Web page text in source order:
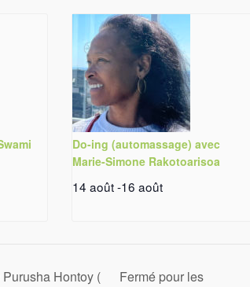
Do-ing (automassage) avec
Marie-Simone Rakotoarisoa
14 août -16 août
Hontoy (
Fermé pour les